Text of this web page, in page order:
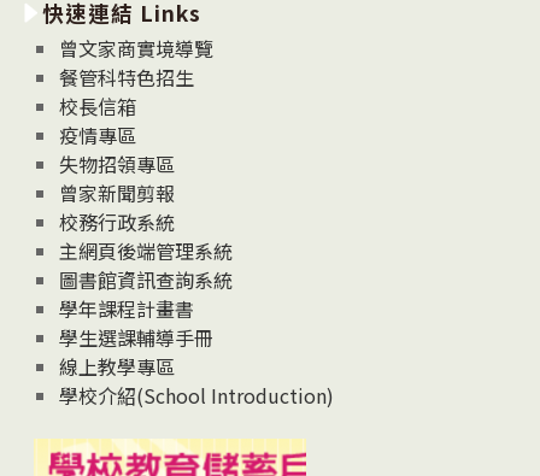
消
息
News
快速連結 Links
曾文家商實境導覽
餐管科特色招生
校長信箱
疫情專區
失物招領專區
曾家新聞剪報
校務行政系統
主網頁後端管理系統
圖書館資訊查詢系統
學年課程計畫書
學生選課輔導手冊
線上教學專區
學校介紹(School Introduction)